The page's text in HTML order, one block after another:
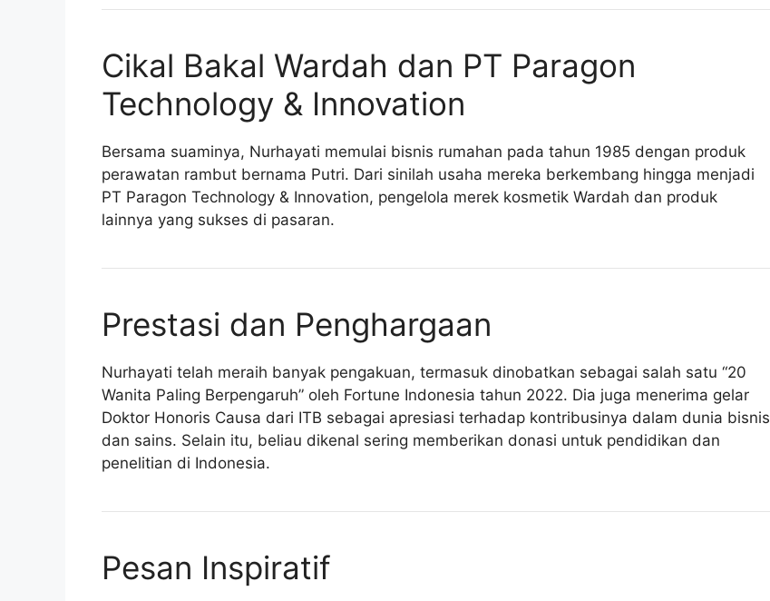
Cikal Bakal Wardah dan PT Paragon
Technology & Innovation
Bersama suaminya, Nurhayati memulai bisnis rumahan pada tahun 1985 dengan produk
perawatan rambut bernama Putri. Dari sinilah usaha mereka berkembang hingga menjadi
PT Paragon Technology & Innovation, pengelola merek kosmetik Wardah dan produk
lainnya yang sukses di pasaran.
Prestasi dan Penghargaan
Nurhayati telah meraih banyak pengakuan, termasuk dinobatkan sebagai salah satu “20
Wanita Paling Berpengaruh” oleh Fortune Indonesia tahun 2022. Dia juga menerima gelar
Doktor Honoris Causa dari ITB sebagai apresiasi terhadap kontribusinya dalam dunia bisnis
dan sains. Selain itu, beliau dikenal sering memberikan donasi untuk pendidikan dan
penelitian di Indonesia.
Pesan Inspiratif